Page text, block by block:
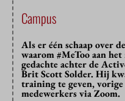
Campus
Als er één schaap over
waarom #MeToo aan
gedachte achter de
Brit Scott Solder. Hij
training te geven,
medewerkers via Zoom.